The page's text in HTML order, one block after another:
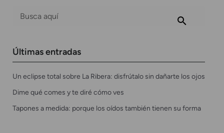
Últimas entradas
Un eclipse total sobre La Ribera: disfrútalo sin dañarte los ojos
Dime qué comes y te diré cómo ves
Tapones a medida: porque los oídos también tienen su forma